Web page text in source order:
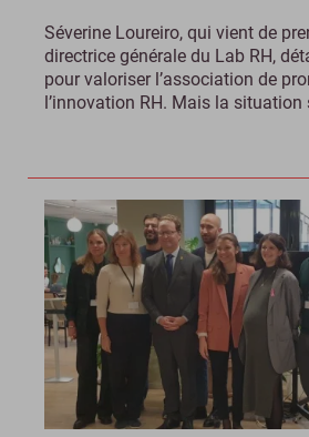
Séverine Loureiro, qui vient de
directrice générale du Lab RH,
pour valoriser l’association de
l’innovation RH. Mais la situation